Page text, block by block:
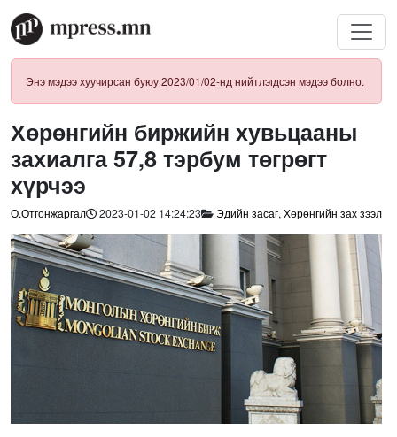
Энэ мэдээ хуучирсан буюу 2023/01/02-нд нийтлэгдсэн мэдээ болно.
Хөрөнгийн биржийн хувьцааны
захиалга 57,8 тэрбум төгрөгт
хүрчээ
О.Отгонжаргал 2023-01-02 14:24:23 Эдийн засаг, Хөрөнгийн зах зээл